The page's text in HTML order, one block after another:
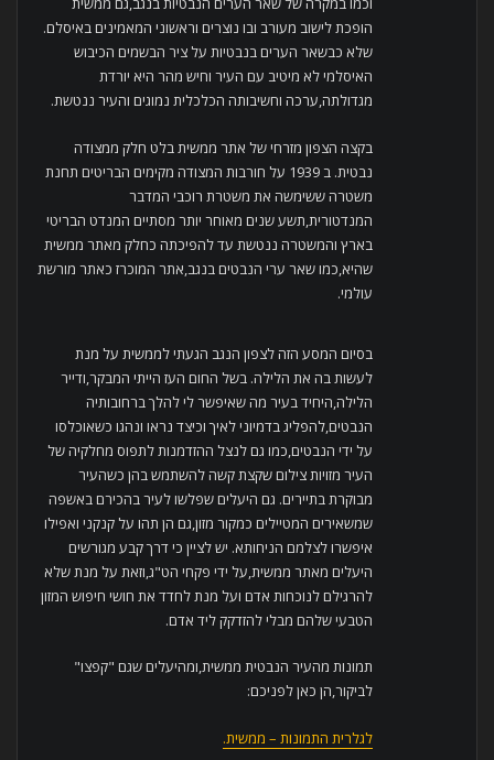
הופכת לישוב מעורב ובו נוצרים וראשוני המאמינים באיסלם.
שלא כבשאר הערים בנבטיות על ציר הבשמים הכיבוש
האיסלמי לא מיטיב עם העיר וחיש מהר היא יורדת
מגדולתה,ערכה וחשיבותה הכלכלית נמוגים והעיר ננטשת.
בקצה הצפון מזרחי של אתר ממשית בלט חלק ממצודה
נבטית. ב 1939 על חורבות המצודה מקימים הבריטים תחנת
משטרה ששימשה את משטרת רוכבי המדבר
המנדטורית,תשע שנים מאוחר יותר מסתיים המנדט הבריטי
בארץ והמשטרה ננטשת עד להפיכתה כחלק מאתר ממשית
שהיא,כמו שאר ערי הנבטים בנגב,אתר המוכרז כאתר מורשת
עולמי.
בסיום המסע הזה לצפון הנגב הגעתי לממשית על מנת
לעשות בה את הלילה. בשל החום העז הייתי המבקר,ודייר
הלילה,היחיד בעיר מה שאיפשר לי להלך ברחובותיה
הנבטים,להפליג בדמיוני לאיך וכיצד נראו ונהגו כשאוכלסו
על ידי הנבטים,כמו גם לנצל ההזדמנות לתפוס מחלקיה של
העיר מזויות צילום שקצת קשה להשתמש בהן כשהעיר
מבוקרת בתיירים. גם היעלים שפלשו לעיר בהכירם באשפה
שמשאירים המטיילים כמקור מזון,גם הן תהו על קנקני ואפילו
איפשרו לצלמם הניחותא. יש לציין כי דרך קבע מגורשים
היעלים מאתר ממשית,על ידי פקחי הט"ג,וזאת על מנת שלא
להרגילם לנוכחות אדם ועל מנת לחדד את חושי חיפוש המזון
הטבעי שלהם מבלי להזדקק ליד אדם.
תמונות מהעיר הנבטית ממשית,ומהיעלים שגם "קפצו"
לביקור,הן כאן לפניכם:
לגלרית התמונות – ממשית.